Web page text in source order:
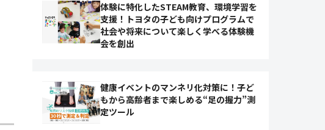
体験に特化したSTEAM教育、環境学習を
支援！トヨタの子ども向けプログラムで
社会や将来について楽しく学べる体験機
会を創出
健康イベントのマンネリ化対策に！子ど
もから高齢者まで楽しめる“足の握力”測
定ツール